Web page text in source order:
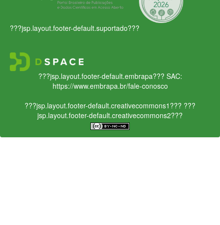
???jsp.layout.footer-default.suportado???
???jsp.layout.footer-default.embrapa??? SAC:
https://www.embrapa.br/fale-conosco
???jsp.layout.footer-default.creativecommons1??? ???
jsp.layout.footer-default.creativecommons2???